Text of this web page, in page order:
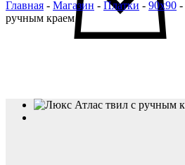
Главная - Магазин - Платки - 90x90 -
ручным краем